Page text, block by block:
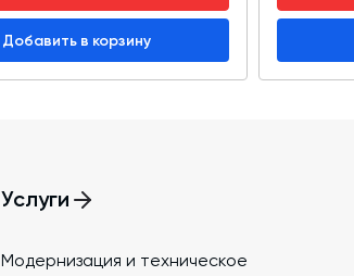
Добавить в корзину
Услуги
Модернизация и техническое